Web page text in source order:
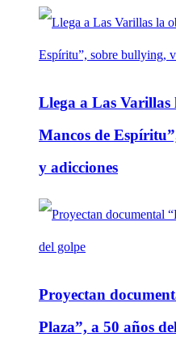
Llega a Las Varillas
Mancos de
y adicciones
Proyectan
Plaza”, a 50 años